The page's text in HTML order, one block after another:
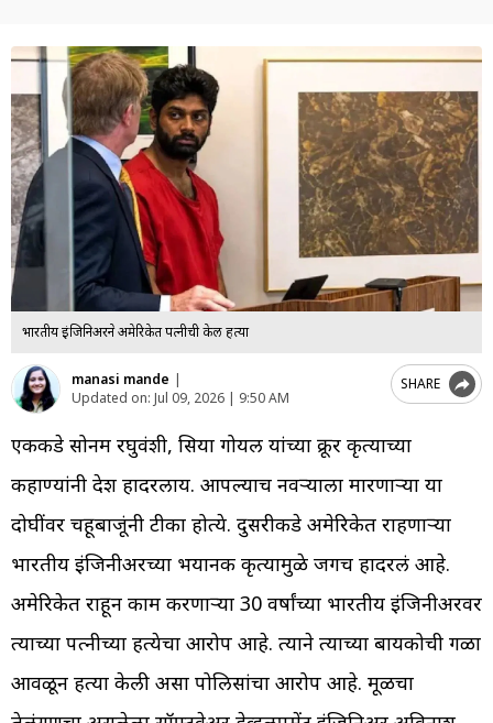
भारतीय इंजिनिअरने अमेरिकेत पत्नीची केली हत्या
manasi mande |
Updated on: Jul 09, 2026 | 9:50 AM
SHARE
एकीकडे सोनम रघुवंशी, सिया गोयल यांच्या क्रूर कृत्याच्या
कहाण्यांनी देश हादरलाय. आपल्याच नवऱ्याला मारणाऱ्या या
दोघींवर चहूबाजूंनी टीका होत्ये. दुसरीकडे अमेरिकेत राहणाऱ्या
भारतीय इंजिनीअरच्या भयानक कृत्यामुळे जगच हादरलं आहे.
अमेरिकेत राहून काम करणाऱ्या 30 वर्षांच्या भारतीय इंजिनीअरवर
त्याच्या पत्नीच्या हत्येचा आरोप आहे. त्याने त्याच्या बायकोची गळा
आवळून हत्या केली असा पोलिसांचा आरोप आहे. मूळचा